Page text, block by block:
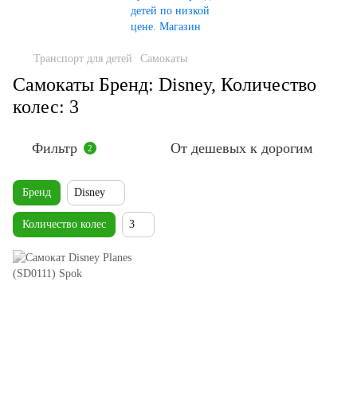
Транспорт для детей Самокаты
Самокаты Бренд: Disney, Количество
колес: 3
Фильтр 2 От дешевых к дорогим
Бренд Disney
Количество колес 3